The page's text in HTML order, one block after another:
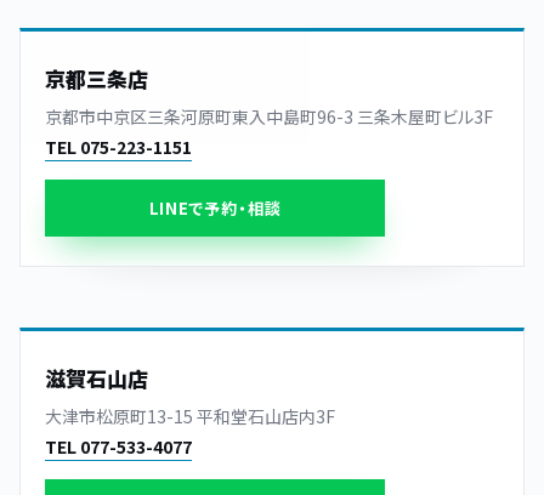
京都三条店
京都市中京区三条河原町東入中島町96-3 三条木屋町ビル3F
TEL 075-223-1151
LINEで予約・相談
滋賀石山店
大津市松原町13-15 平和堂石山店内3F
TEL 077-533-4077